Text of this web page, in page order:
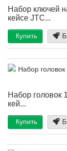
Набор ключей
кейсе JTC...
Купить
Набор головок
кей...
Купить